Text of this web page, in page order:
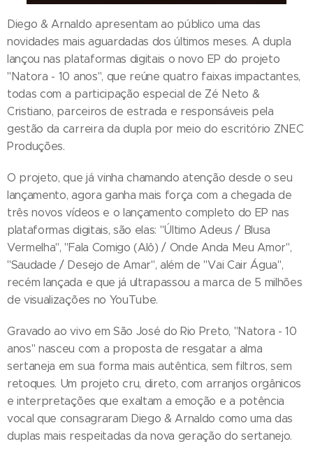
Diego & Arnaldo apresentam ao público uma das
novidades mais aguardadas dos últimos meses. A dupla
lançou nas plataformas digitais o novo EP do projeto
"Natora - 10 anos", que reúne quatro faixas impactantes,
todas com a participação especial de Zé Neto &
Cristiano, parceiros de estrada e responsáveis pela
gestão da carreira da dupla por meio do escritório ZNEC
Produções.
O projeto, que já vinha chamando atenção desde o seu
lançamento, agora ganha mais força com a chegada de
três novos vídeos e o lançamento completo do EP nas
plataformas digitais, são elas: "Último Adeus / Blusa
Vermelha", "Fala Comigo (Alô) / Onde Anda Meu Amor",
"Saudade / Desejo de Amar", além de "Vai Cair Água",
recém lançada e que já ultrapassou a marca de 5 milhões
de visualizações no YouTube.
Gravado ao vivo em São José do Rio Preto, "Natora - 10
anos" nasceu com a proposta de resgatar a alma
sertaneja em sua forma mais autêntica, sem filtros, sem
retoques. Um projeto cru, direto, com arranjos orgânicos
e interpretações que exaltam a emoção e a potência
vocal que consagraram Diego & Arnaldo como uma das
duplas mais respeitadas da nova geração do sertanejo.